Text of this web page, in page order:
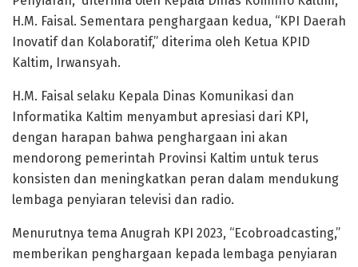
H.M. Faisal. Sementara penghargaan kedua, “KPI Daerah
Inovatif dan Kolaboratif,” diterima oleh Ketua KPID
Kaltim, Irwansyah.
H.M. Faisal selaku Kepala Dinas Komunikasi dan
Informatika Kaltim menyambut apresiasi dari KPI,
dengan harapan bahwa penghargaan ini akan
mendorong pemerintah Provinsi Kaltim untuk terus
konsisten dan meningkatkan peran dalam mendukung
lembaga penyiaran televisi dan radio.
Menurutnya tema Anugrah KPI 2023, “Ecobroadcasting,”
memberikan penghargaan kepada lembaga penyiaran